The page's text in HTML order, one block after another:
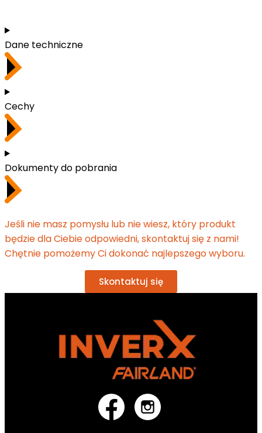
Dane techniczne
Cechy
Dokumenty do pobrania
Jeśli nie masz pomysłu lub nie wiesz, który produkt
będzie dla Ciebie odpowiedni, skontaktuj się z nami!
Chętnie pomożemy Ci dokonać najlepszego wyboru.
Skontaktuj się